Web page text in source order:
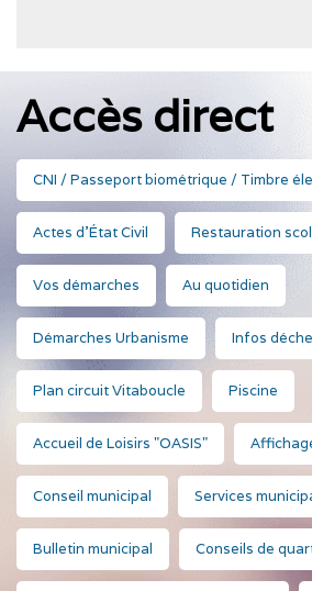
Accès direct
CNI / Passeport biométrique / Timbre
Actes d'État Civil Restauration
Vos démarches Au quotidien
Démarches Urbanisme Infos
Plan circuit Vitaboucle Piscine
Accueil de Loisirs "OASIS"
Conseil municipal Services
Bulletin municipal Conseils de